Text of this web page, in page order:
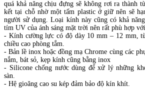
quá khả năng chịu đựng sẽ không rơi ra thành
kết tại chỗ nhờ một tấm plastic ở giữ nên sẽ
người sử dụng. Loại kính này cũng có khả
tím UV của ánh sáng mặt trời nên rất phù hợp
- Kính cường lực có độ dày 10 mm – 12 mm,
chiều cao phòng tắm.
- Bản lề inox hoặc đồng mạ Chrome cùng các
nắm, bát sỏ, kẹp kính cũng bằng inox
- Silicone chống nước dùng để xử lý những
sàn.
- Hệ gioăng cao su kép đảm bảo độ kín khít.